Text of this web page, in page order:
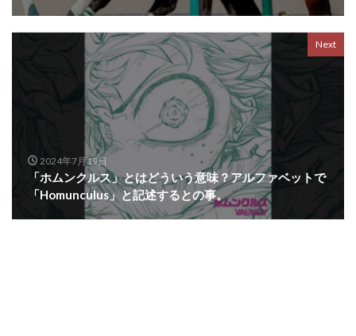
Next
2024年7月19日
「ホムンクルス」とはどういう意味？アルファベットで
「Homunculus」と記述するとの事。